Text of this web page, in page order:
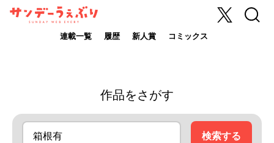
サンデーうぇ
連載一覧 履歴 新人賞 コミックス
X 検索
作品をさがす
検索する